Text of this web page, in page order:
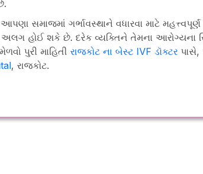
સમાજમાં ગર્ભાવસ્થાને વધારવા માટે
અલગ હોઈ શકે છે. દરેક વ્યક્તિને તેમના આરોગ્યના
પુરી માહિતી રાજકોટ ના બેસ્ટ IVF ડૉક્ટર
, રાજકોટ.